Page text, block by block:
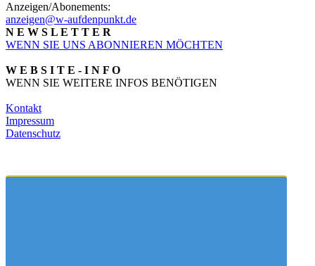
Anzeigen/Abonements:
anzeigen@w-aufdenpunkt.de
N E W S L E T T E R
WENN SIE UNS ABONNIEREN MÖCHTEN
W E B S I T E - I N F O
WENN SIE WEITERE INFOS BENÖTIGEN
Kontakt
Impressum
Datenschutz